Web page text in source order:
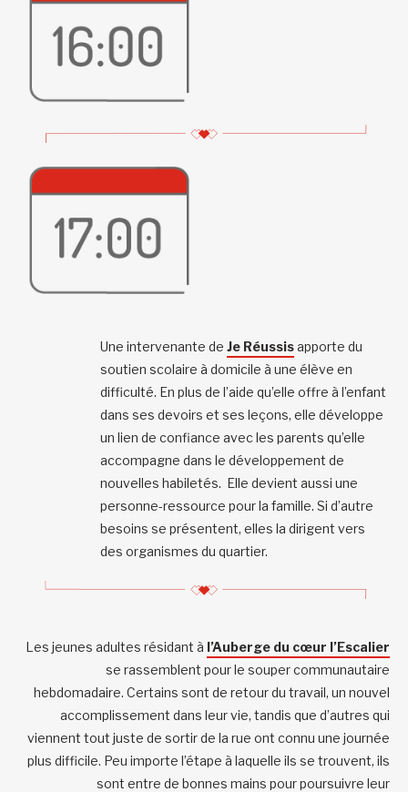
Une intervenante de Je Réussisapporte du
soutien scolaire à domicile à une élève en
difficulté. En plus de l’aide qu’elle offre à l’enfant
dans ses devoirs et ses leçons, elle développe
un lien de confiance avec les parents qu’elle
accompagne dans le développement de
nouvelles habiletés. Elle devient aussi une
personne-ressource pour la famille. Si d’autre
besoins se présentent, elles la dirigent vers
des organismes du quartier.
Les jeunes adultes résidant à l’Auberge du cœur l’Escalier
se rassemblent pour le souper communautaire
hebdomadaire. Certains sont de retour du travail, un nouvel
accomplissement dans leur vie, tandis que d’autres qui
viennent tout juste de sortir de la rue ont connu une journée
plus difficile. Peu importe l’étape à laquelle ils se trouvent, ils
sont entre de bonnes mains pour poursuivre leur